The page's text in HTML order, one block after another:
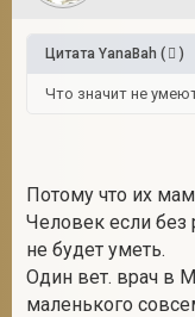
Цитата YanaBah ( )
Что значит не
Потому что их
Человек если без
не будет уметь.
Один вет. врач в
маленького